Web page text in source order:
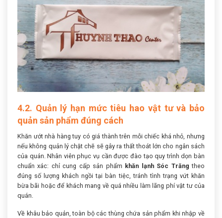
4.2. Quản lý hạn mức tiêu hao vật tư và bảo
quản sản phẩm đúng cách
Khăn ướt nhà hàng tuy có giá thành trên mỗi chiếc khá nhỏ, nhưng
nếu không quản lý chặt chẽ sẽ gây ra thất thoát lớn cho ngân sách
của quán. Nhân viên phục vụ cần được đào tạo quy trình dọn bàn
chuẩn xác: chỉ cung cấp sản phẩm khăn lạnh Sóc Trăng theo
đúng số lượng khách ngồi tại bàn tiệc, tránh tình trạng vứt khăn
bừa bãi hoặc để khách mang về quá nhiều làm lãng phí vật tư của
quán.
Về khâu bảo quản, toàn bộ các thùng chứa sản phẩm khi nhập về